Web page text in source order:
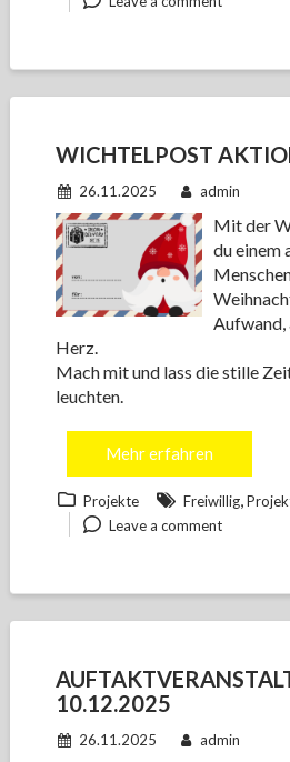
WICHTELPOST
26.11.2025 admin
Mit der
du einem
Aufwand,
Herz.
Mach mit und lass die stille
leuchten.
Mehr erfahren
Projekte Freiwillig,
Leave a comment
10.12.2025
26.11.2025 admin